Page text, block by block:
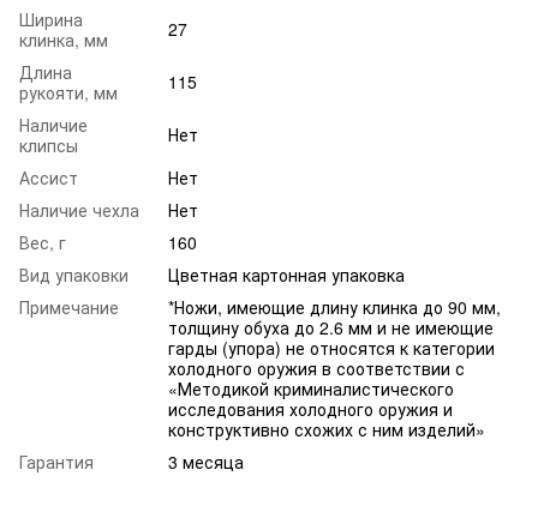
Ширина
клинка, мм
27
Длина
рукояти, мм
115
Наличие
клипсы
Нет
Ассист
Нет
Наличие чехла
Нет
Вес, г
160
Вид упаковки
Цветная картонная упаковка
Примечание
*Ножи, имеющие длину клинка до 90 мм,
толщину обуха до 2.6 мм и не имеющие
гарды (упора) не относятся к категории
холодного оружия в соответствии с
«Методикой криминалистического
исследования холодного оружия и
конструктивно схожих с ним изделий»
Гарантия
3 месяца